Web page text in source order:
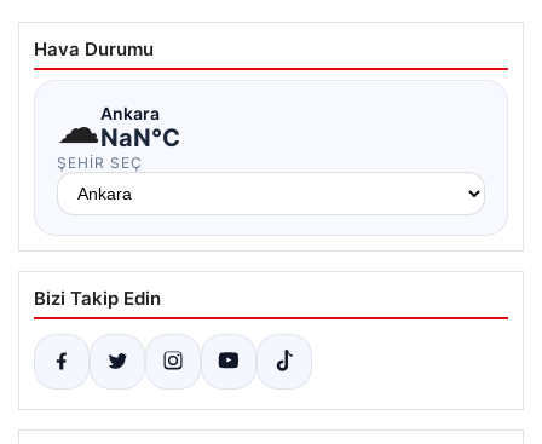
Hava Durumu
☁Ankara
NaN°C
ŞEHIR SEÇ
Bizi Takip Edin